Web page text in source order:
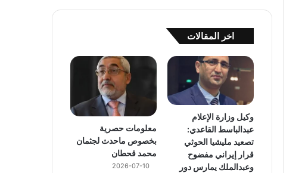
اخر المقالات
وكيل وزارة الإعلام
عبدالباسط القاعدي:
تصعيد مليشيا الحوثي
قرار إيراني مفضوح
وعبدالملك يمارس دور
معلومات حصرية
بخصوص ماحدث لجثمان
محمد قحطان
2026-07-10